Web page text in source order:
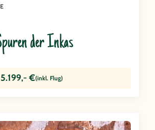
der Inkas
5.199,- €(inkl. Flug)